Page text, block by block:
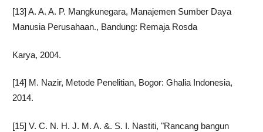
[13] A. A. A. P. Mangkunegara, Manajemen Sumber Daya
Manusia Perusahaan., Bandung: Remaja Rosda
Karya, 2004.
[14] M. Nazir, Metode Penelitian, Bogor: Ghalia Indonesia,
2014.
[15] V. C. N. H. J. M. A. &. S. I. Nastiti, "Rancang bangun